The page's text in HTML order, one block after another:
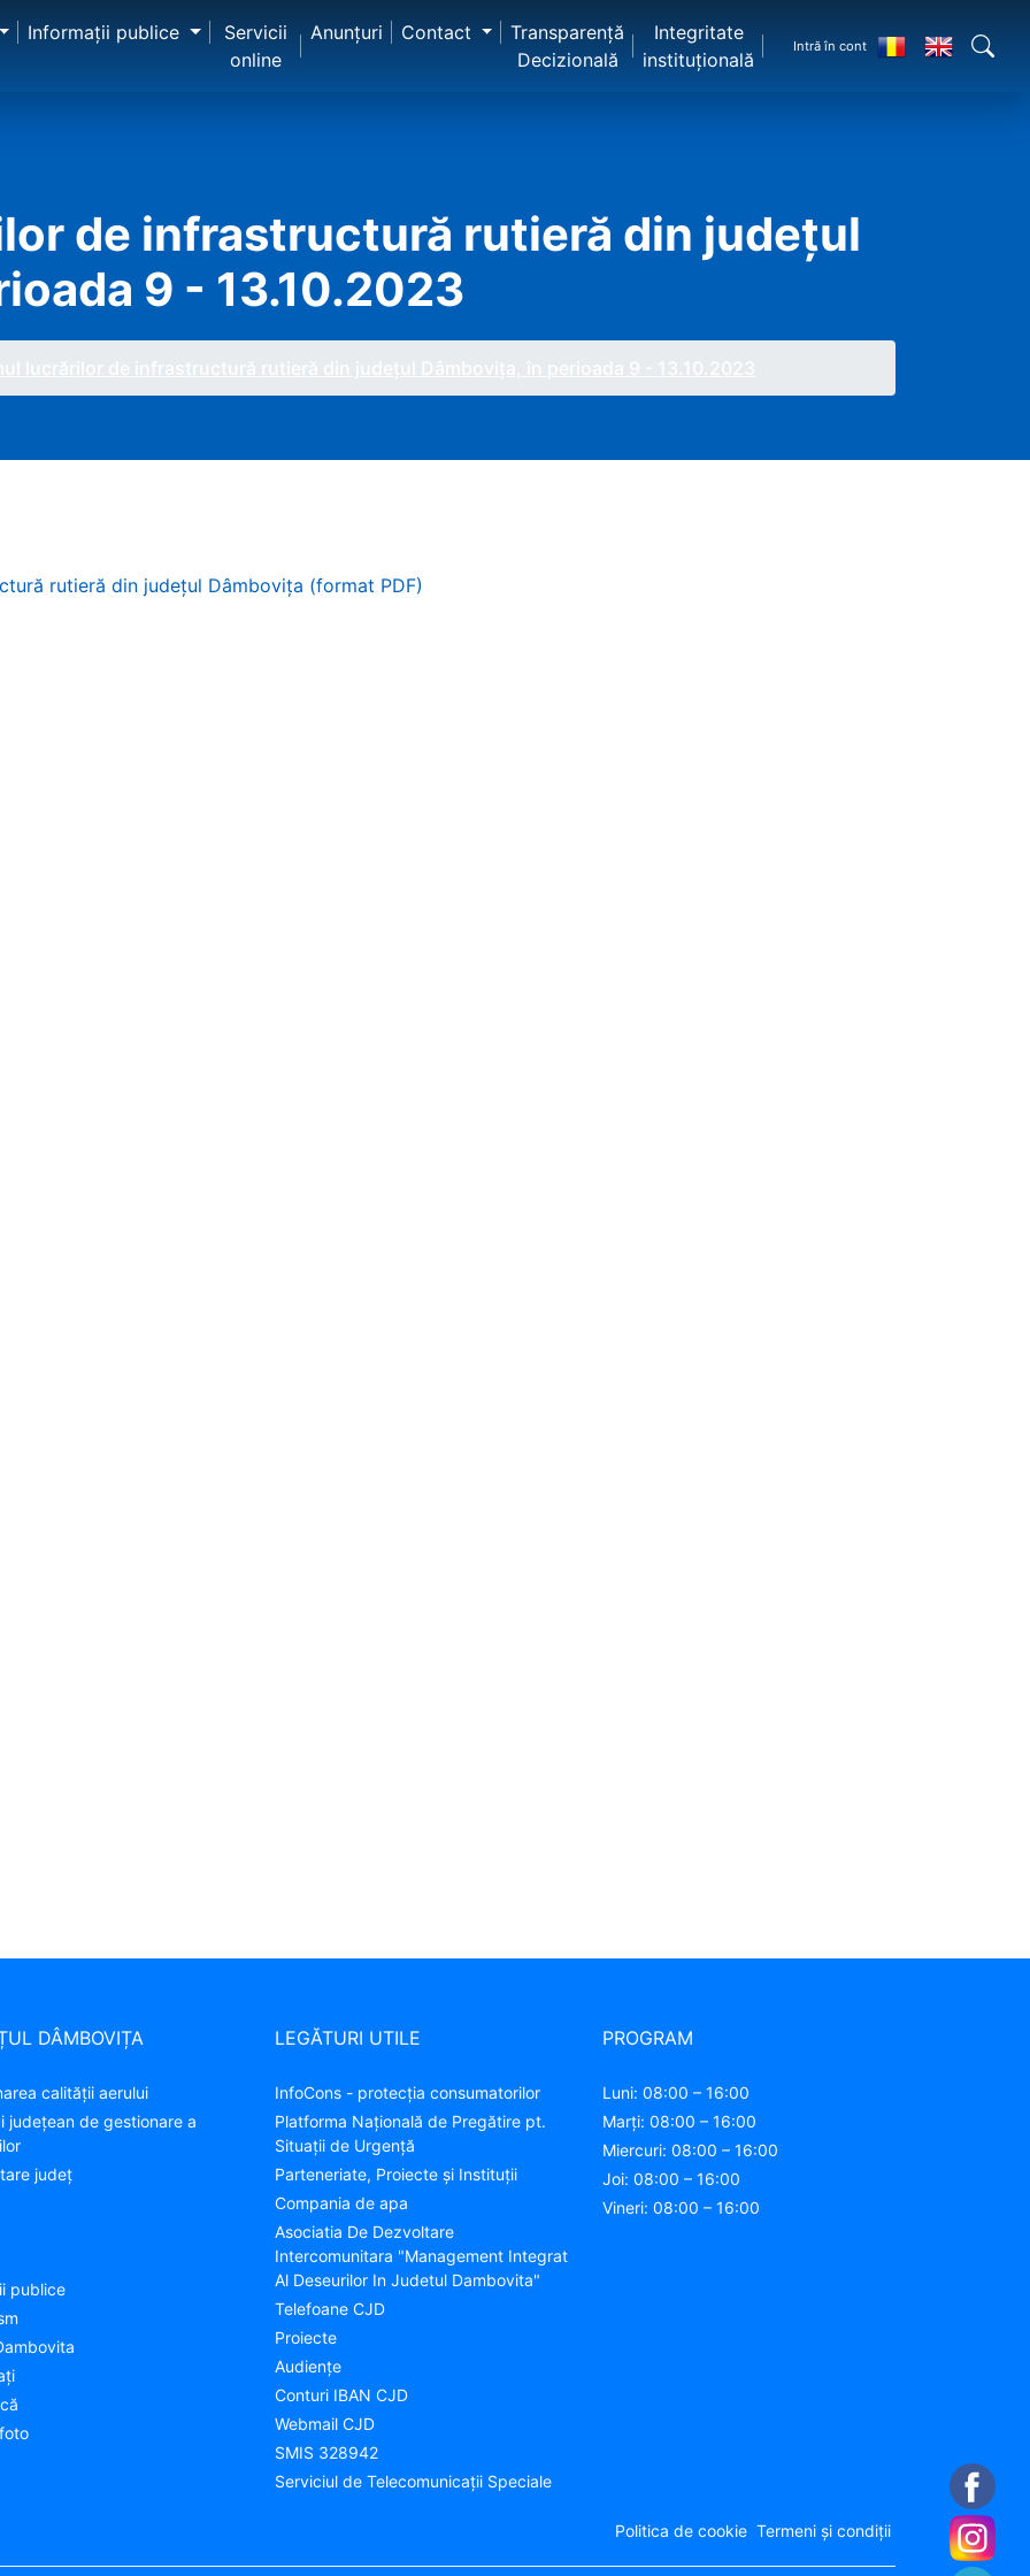
Informaţii publice
Servicii
online
Anunţuri Contact
Transparență
Decizională
Integritate
instituțională
Intră în cont
de infrastructură rutieră din județul
9 - 13.10.2023
rutieră din județul Dâmbovița (format PDF)
DÂMBOVIȚA
calității aerului
județean de gestionare a
judeţ
publice
LEGĂTURI UTILE
InfoCons - protecția consumatorilor
Platforma Națională de Pregătire pt.
Situații de Urgență
Parteneriate, Proiecte și Instituții
Compania de apa
Asociatia De Dezvoltare
Intercomunitara "Management Integrat
Al Deseurilor In Judetul Dambovita"
Telefoane CJD
Proiecte
Audienţe
Conturi IBAN CJD
Webmail CJD
SMIS 328942
Serviciul de Telecomunicații Speciale
PROGRAM
Luni: 08:00 – 16:00
Marți: 08:00 – 16:00
Miercuri: 08:00 – 16:00
Joi: 08:00 – 16:00
Vineri: 08:00 – 16:00
Politica de cookie Termeni și condiții